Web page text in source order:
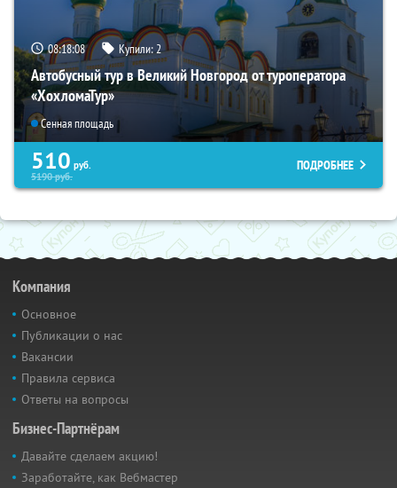
08:18:06 Купили:2
Автобусный тур в Великий Новгород от туроператора
«ХохломаТур»
Сенная площадь
510 руб.
5190руб.
ПОДРОБНЕЕ
Компания
Основное
Публикации о нас
Вакансии
Правила сервиса
Ответы на вопросы
Бизнес-Партнёрам
Давайте сделаем акцию!
Заработайте, как Вебмастер